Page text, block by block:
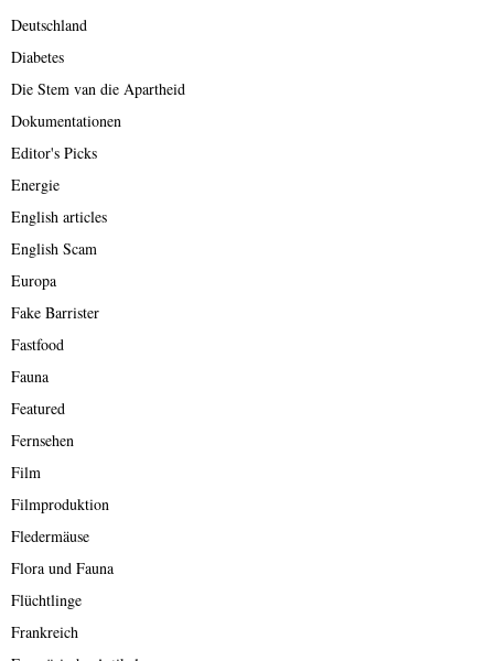
Deutschland
Diabetes
Die Stem van die Apartheid
Dokumentationen
Editor's Picks
Energie
English articles
English Scam
Europa
Fake Barrister
Fastfood
Fauna
Featured
Fernsehen
Film
Filmproduktion
Fledermäuse
Flora und Fauna
Flüchtlinge
Frankreich